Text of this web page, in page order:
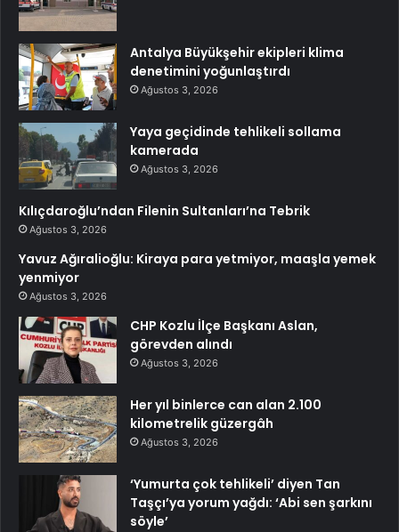
Antalya Büyükşehir ekipleri klima
denetimini yoğunlaştırdı
Ağustos 3, 2026
Yaya geçidinde tehlikeli sollama
kamerada
Ağustos 3, 2026
Kılıçdaroğlu’ndan Filenin Sultanları’na Tebrik
Ağustos 3, 2026
Yavuz Ağıralioğlu: Kiraya para yetmiyor, maaşla yemek
yenmiyor
Ağustos 3, 2026
CHP Kozlu İlçe Başkanı Aslan,
görevden alındı
Ağustos 3, 2026
Her yıl binlerce can alan 2.100
kilometrelik güzergâh
Ağustos 3, 2026
‘Yumurta çok tehlikeli’ diyen Tan
Taşçı’ya yorum yağdı: ‘Abi sen şarkını
söyle’